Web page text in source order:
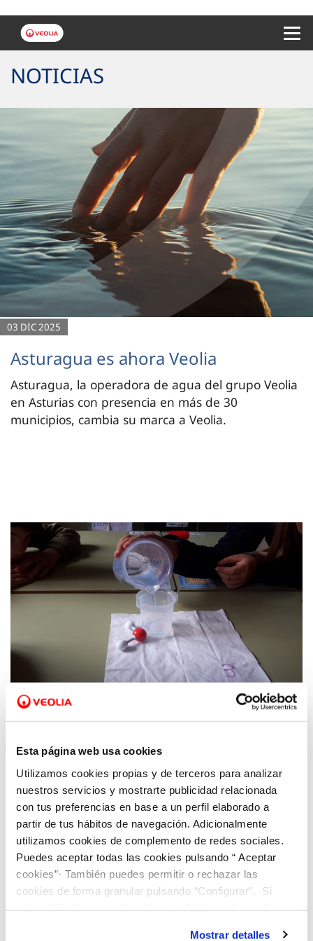
Esta página web usa cookies
Utilizamos cookies propias y de terceros para analizar
nuestros servicios y mostrarte publicidad relacionada
con tus preferencias en base a un perfil elaborado a
partir de tus hábitos de navegación. Adicionalmente
utilizamos cookies de complemento de redes sociales.
Puedes aceptar todas las cookies pulsando “ Aceptar
cookies”· También puedes permitir o rechazar las
cookies de forma granular pulsando “Configurar”. Si
Mostrar detalles
NOTICIAS
03 DIC 2025
Asturagua es ahora Veolia
Asturagua, la operadora de agua del grupo Veolia
en Asturias con presencia en más de 30
municipios, cambia su marca a Veolia.
Asturagua realizará talleres infantiles sobre
el cuidado del agua en la FIDMA